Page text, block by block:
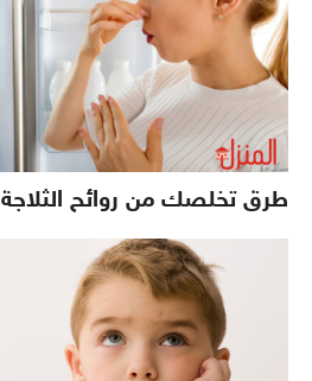
طرق تخلصك من روائح الثلاجة